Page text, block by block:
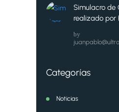
Simulacro de
realizado por
by
Categorías
Noticias